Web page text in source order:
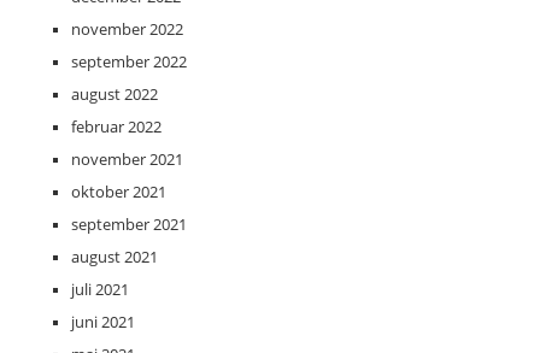
november 2022
september 2022
august 2022
februar 2022
november 2021
oktober 2021
september 2021
august 2021
juli 2021
juni 2021